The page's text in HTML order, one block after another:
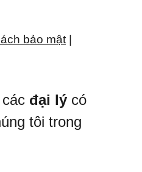
bảo mật
các đại lý có
tôi trong